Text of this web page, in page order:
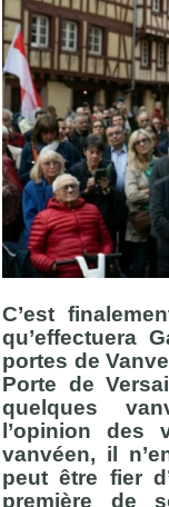
C’est
qu’effectuera
portes de
Porte de
quelques
l’opinion des
vanvéen, il
peut être fier
première de